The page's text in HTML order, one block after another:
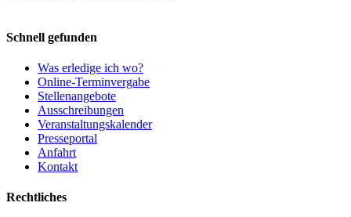
Schnell gefunden
Was erledige ich wo?
Online-Terminvergabe
Stellenangebote
Ausschreibungen
Veranstaltungskalender
Presseportal
Anfahrt
Kontakt
Rechtliches